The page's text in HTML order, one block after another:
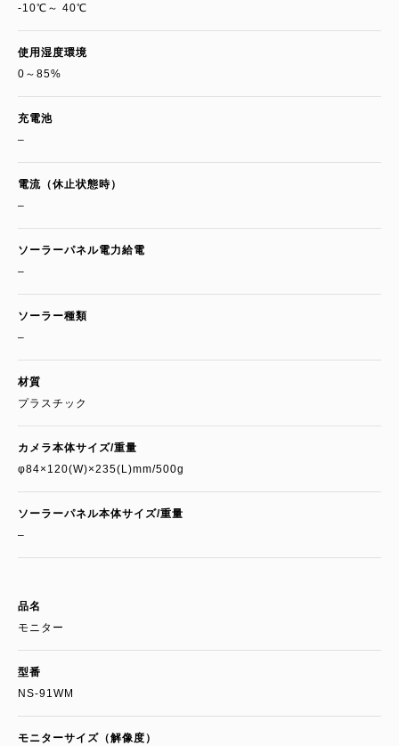
-10℃～ 40℃
使用湿度環境
0～85%
充電池
–
電流（休止状態時）
–
ソーラーパネル電力給電
–
ソーラー種類
–
材質
プラスチック
カメラ本体サイズ/重量
φ84×120(W)×235(L)mm/500g
ソーラーパネル本体サイズ/重量
–
品名
モニター
型番
NS-91WM
モニターサイズ（解像度）